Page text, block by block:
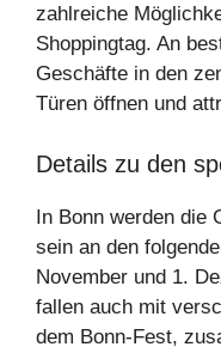
zahlreiche
Shoppingtag. An
Geschäfte in den
Türen öffnen und
Details zu den
In Bonn werden die
sein an den
November und 1.
fallen auch mit
dem Bonn-Fest,